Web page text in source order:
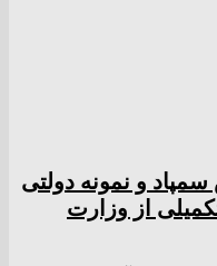
سمپاد و نمونه دولتی
از وزارت